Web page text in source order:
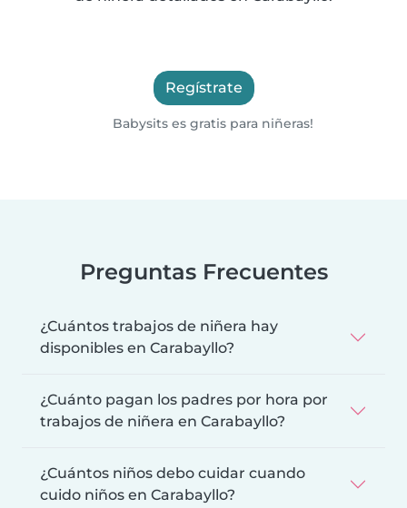
Regístrate
Babysits es gratis para niñeras!
Preguntas Frecuentes
¿Cuántos trabajos de niñera hay
disponibles en Carabayllo?
¿Cuánto pagan los padres por hora por
trabajos de niñera en Carabayllo?
¿Cuántos niños debo cuidar cuando
cuido niños en Carabayllo?